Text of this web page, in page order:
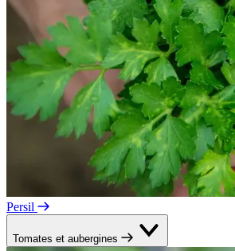
Persil
Tomates et aubergines